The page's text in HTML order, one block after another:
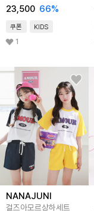
23,500 66%
쿠폰 KIDS
1
NANAJUNI
걸즈아모르상하세트